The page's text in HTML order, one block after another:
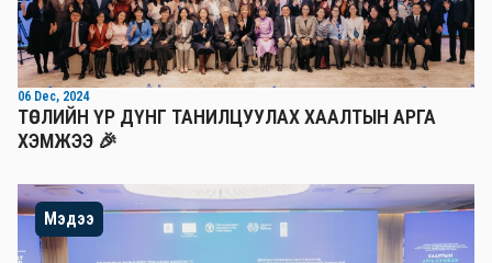
06 Dec, 2024
ТӨСЛИЙН ҮР ДҮНГ ТАНИЛЦУУЛАХ ХААЛТЫН АРГА
ХЭМЖЭЭ 🎉
Мэдээ